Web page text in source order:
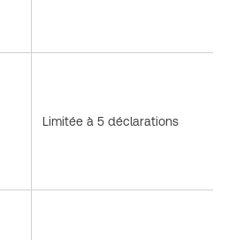
Limitée à 5 déclarations